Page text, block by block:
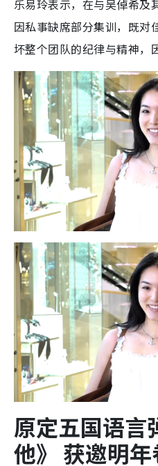
乐易玲表示，在与吴倬希及
因私事缺席部分集训，既对
坏整个团队的纪律与精神，
原定五国语言
他》 获邀明